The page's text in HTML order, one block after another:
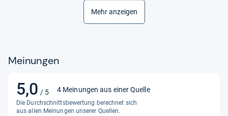
Mehr anzeigen
Meinungen
5,0 / 5
5,0
von
5
4 Meinungen aus einer Quelle
Die Durchschnittsbewertung berechnet sich
aus allen Meinungen unserer Quellen.